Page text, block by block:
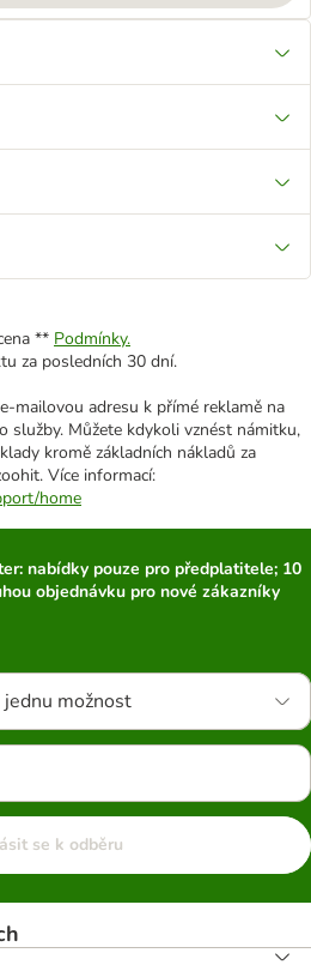
** Podmínky.
za posledních 30 dní.
mailovou adresu k přímé reklamě na
služby. Můžete kdykoli vznést námitku,
kromě základních nákladů za
Více informací:
home
nabídky pouze pro předplatitele; 10
objednávku pro nové zákazníky
možnost
se k odběru